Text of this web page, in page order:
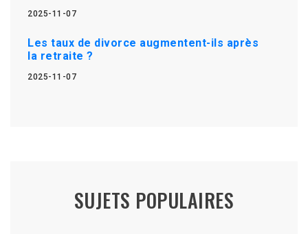
2025-11-07
Les taux de divorce augmentent-ils après
la retraite ?
2025-11-07
SUJETS POPULAIRES